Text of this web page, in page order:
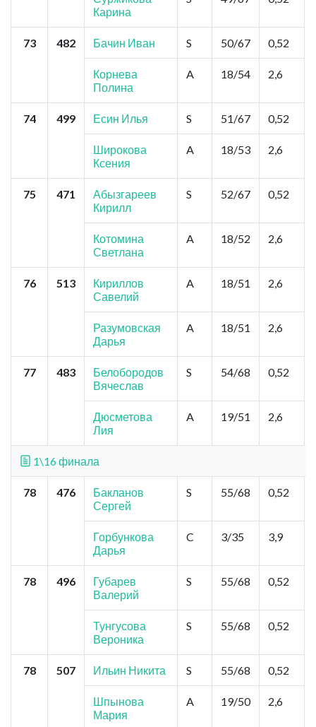
Карина
73 482 Бачин Иван S 50/67 0,52
Корнева
Полина
A 18/54 2,6
74 499 Есин Илья S 51/67 0,52
Широкова
Ксения
A 18/53 2,6
75 471
Абызгареев
Кирилл
S 52/67 0,52
Котомина
Светлана
A 18/52 2,6
76 513
Кириллов
Савелий
A 18/51 2,6
Разумовская
Дарья
A 18/51 2,6
77 483
Белобородов
Вячеслав
S 54/68 0,52
Дюсметова
Лия
A 19/51 2,6
1\16 финала
78 476
Бакланов
Сергей
S 55/68 0,52
Горбункова
Дарья
C 3/35 3,9
78 496
Губарев
Валерий
S 55/68 0,52
Тунгусова
Вероника
S 55/68 0,52
78 507 Ильин Никита S 55/68 0,52
Шпынова
Мария
A 19/50 2,6